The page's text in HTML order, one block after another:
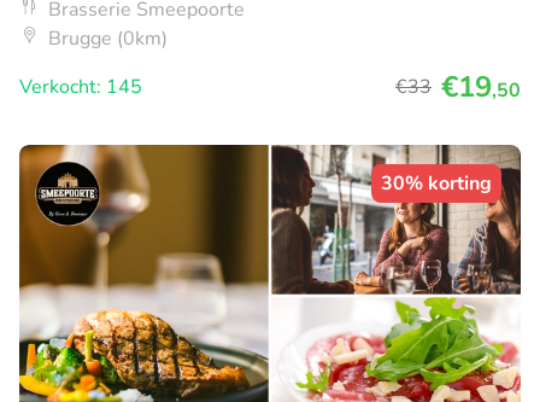
Brasserie Smeepoorte
Brugge (0km)
Verkocht: 145
€33 €19,50
30% korting